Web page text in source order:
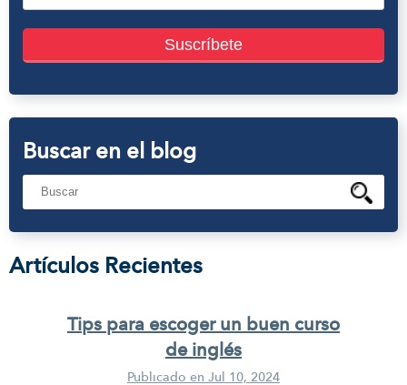
Buscar en el blog
Artículos Recientes
Tips para escoger un buen curso
de inglés
Publicado en Jul 10, 2024